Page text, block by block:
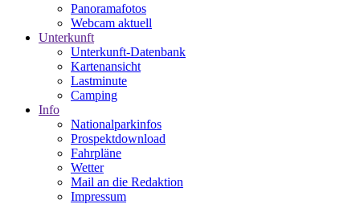
Panoramafotos
Webcam aktuell
Unterkunft
Unterkunft-Datenbank
Kartenansicht
Lastminute
Camping
Info
Nationalparkinfos
Prospektdownload
Fahrpläne
Wetter
Mail an die Redaktion
Impressum